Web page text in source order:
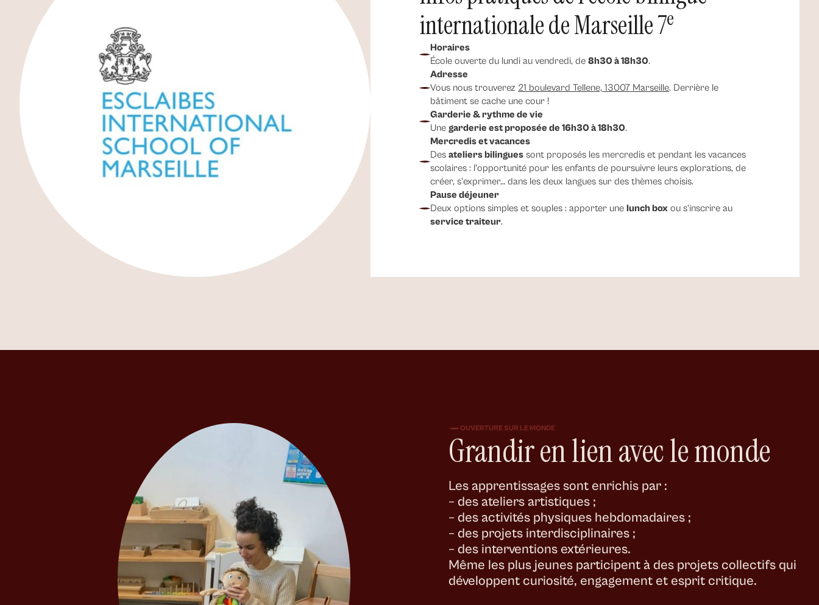
internationale de Marseille 7e
Horaires
École ouverte du lundi au vendredi, de 8h30 à 18h30.
Adresse
Vous nous trouverez 21 boulevard Tellene, 13007 Marseille. Derrière le
bâtiment se cache une cour !
Garderie & rythme de vie
Une garderie est proposée de 16h30 à 18h30.
Mercredis et vacances
Des ateliers bilingues sont proposés les mercredis et pendant les vacances
scolaires : l'opportunité pour les enfants de poursuivre leurs explorations, de
créer, s’exprimer… dans les deux langues sur des thèmes choisis.
Pause déjeuner
Deux options simples et souples : apporter une lunch box ou s’inscrire au
service traiteur.
OUVERTURE SUR LE MONDE
Grandir en lien avec le monde
Les apprentissages sont enrichis par :
– des ateliers artistiques ;
– des activités physiques hebdomadaires ;
– des projets interdisciplinaires ;
– des interventions extérieures.
Même les plus jeunes participent à des projets collectifs qui
développent curiosité, engagement et esprit critique.